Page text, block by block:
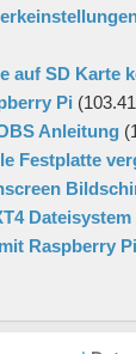
auf SD Karte
Pi
Anleitung
Festplatte
Raspberry